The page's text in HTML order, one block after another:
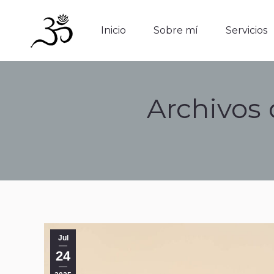
Inicio Sobre mí Servicios
Jul
24